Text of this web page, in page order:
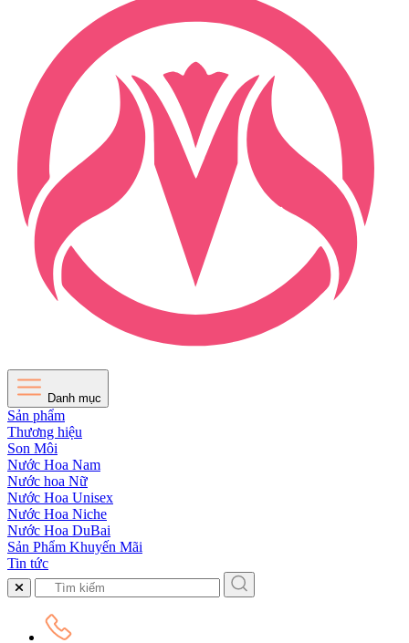
Danh mục
Sản phẩm
Thương hiệu
Son Môi
Nước Hoa Nam
Nước hoa Nữ
Nước Hoa Unisex
Nước Hoa Niche
Nước Hoa DuBai
Sản Phẩm Khuyến Mãi
Tin tức